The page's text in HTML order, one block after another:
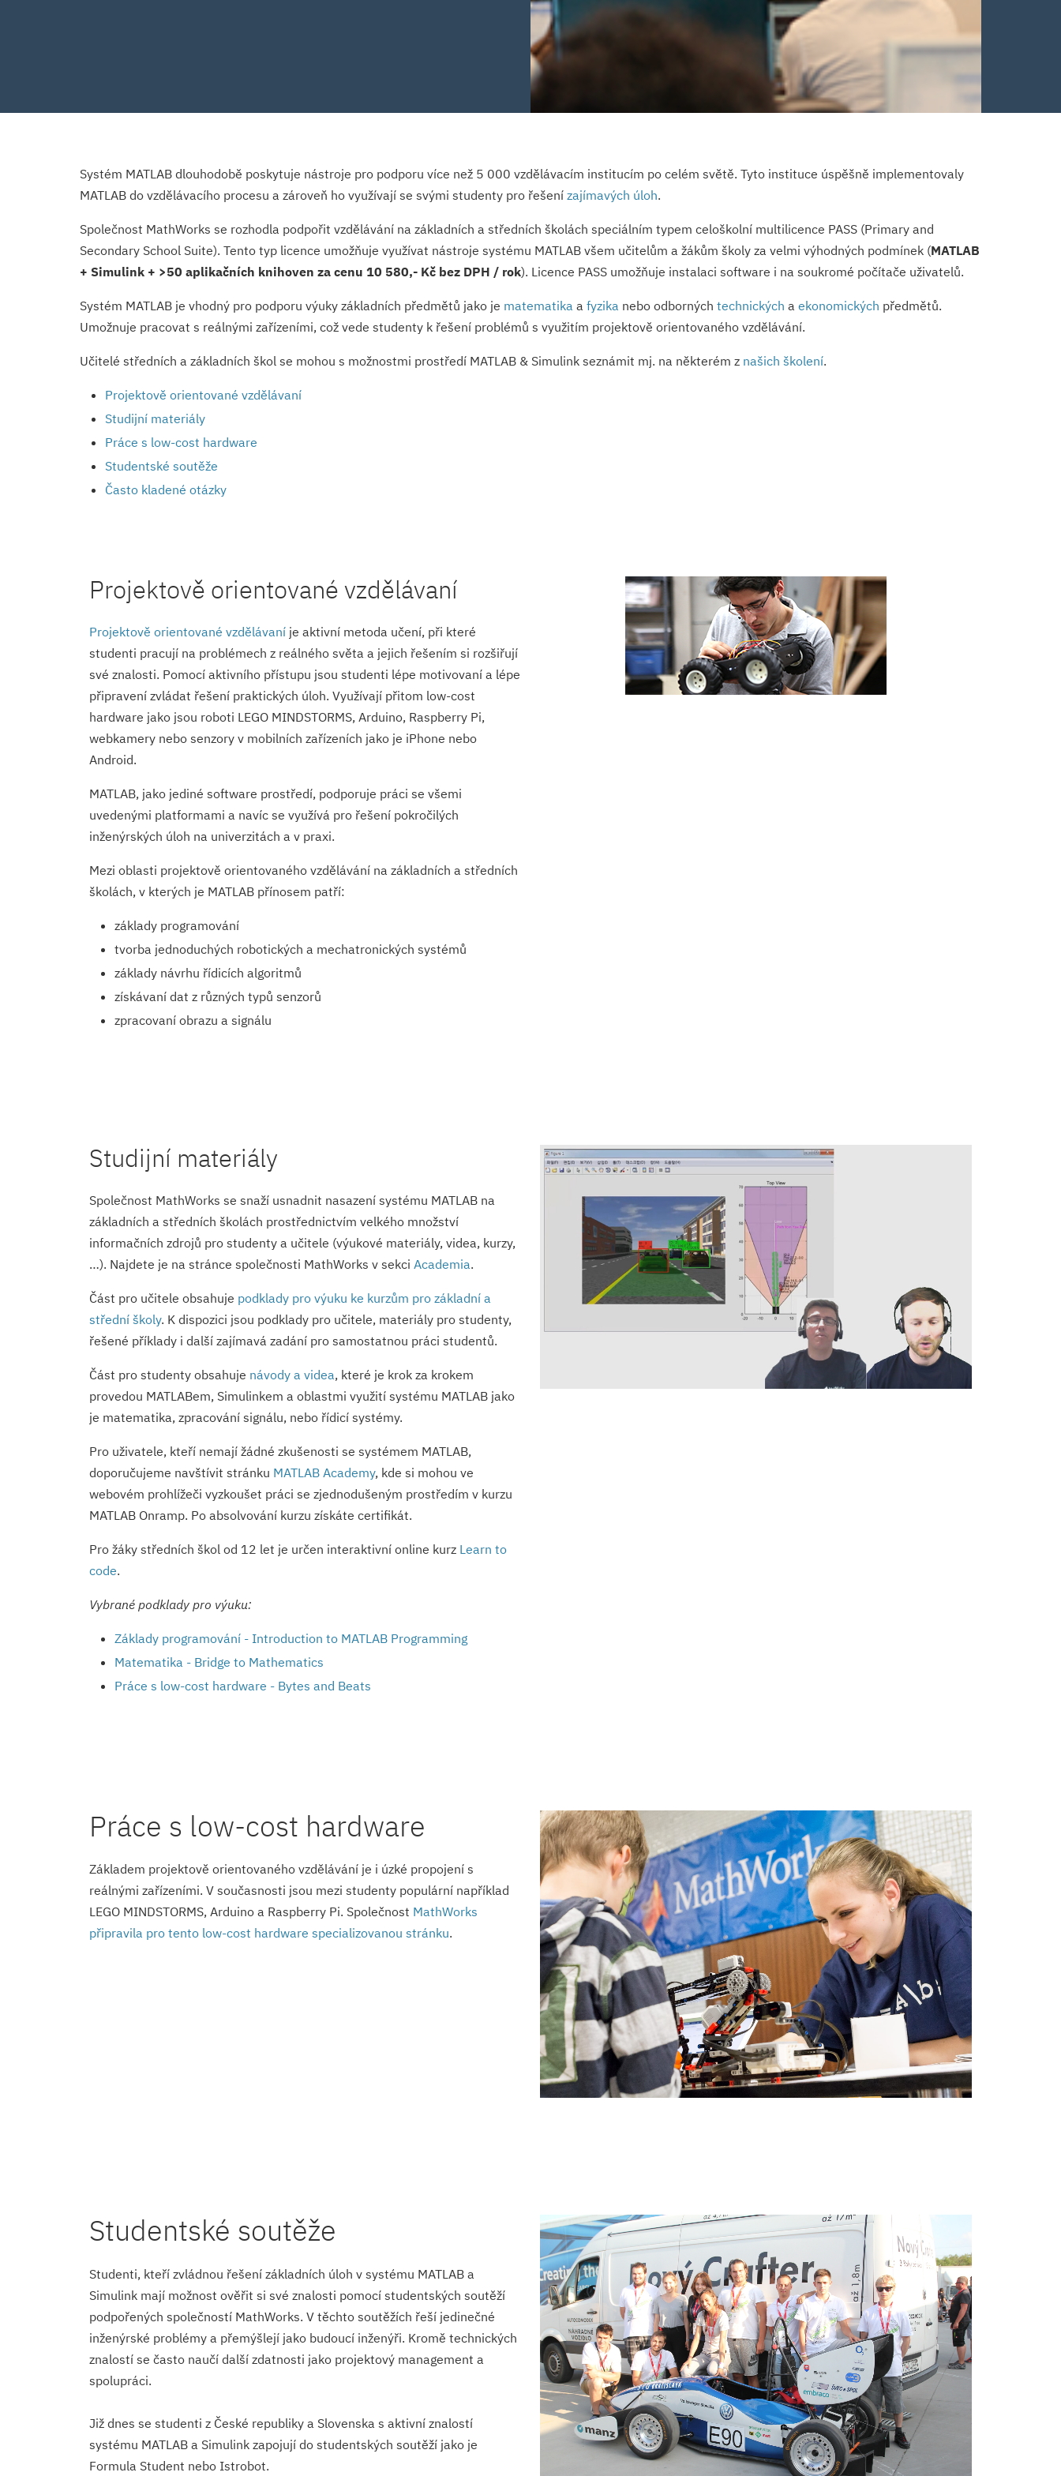
Systém MATLAB dlouhodobě poskytuje nástroje pro podporu více než 5 000 vzdělávacím institucím po celém světě. Tyto instituce úspěšně implementovaly
MATLAB do vzdělávacího procesu a zároveň ho využívají se svými studenty pro řešení zajímavých úloh.
Společnost MathWorks se rozhodla podpořit vzdělávání na základních a středních školách speciálním typem celoškolní multilicence PASS (Primary and
Secondary School Suite). Tento typ licence umožňuje využívat nástroje systému MATLAB všem učitelům a žákům školy za velmi výhodných podmínek (MATLAB
+ Simulink + >50 aplikačních knihoven za cenu 10 580,- Kč bez DPH / rok). Licence PASS umožňuje instalaci software i na soukromé počítače uživatelů.
Systém MATLAB je vhodný pro podporu výuky základních předmětů jako je matematika a fyzika nebo odborných technických a ekonomických předmětů.
Umožnuje pracovat s reálnými zařízeními, což vede studenty k řešení problémů s využitím projektově orientovaného vzdělávání.
Učitelé středních a základních škol se mohou s možnostmi prostředí MATLAB & Simulink seznámit mj. na některém z našich školení.
Projektově orientované vzdělávaní
Studijní materiály
Práce s low-cost hardware
Studentské soutěže
Často kladené otázky
Projektově orientované vzdělávaní
Projektově orientované vzdělávaníje aktivní metoda učení, při které
studenti pracují na problémech z reálného světa a jejich řešením si rozšiřují
své znalosti. Pomocí aktivního přístupu jsou studenti lépe motivovaní a lépe
připravení zvládat řešení praktických úloh. Využívají přitom low-cost
hardware jako jsou roboti LEGO MINDSTORMS, Arduino, Raspberry Pi,
webkamery nebo senzory v mobilních zařízeních jako je iPhone nebo
Android.
MATLAB, jako jediné software prostředí, podporuje práci se všemi
uvedenými platformami a navíc se využívá pro řešení pokročilých
inženýrských úloh na univerzitách a v praxi.
Mezi oblasti projektově orientovaného vzdělávání na základních a středních
školách, v kterých je MATLAB přínosem patří:
základy programování
tvorba jednoduchých robotických a mechatronických systémů
základy návrhu řídicích algoritmů
získávaní dat z různých typů senzorů
zpracovaní obrazu a signálu
Studijní materiály
Společnost MathWorks se snaží usnadnit nasazení systému MATLAB na
základních a středních školách prostřednictvím velkého množství
informačních zdrojů pro studenty a učitele (výukové materiály, videa, kurzy,
…). Najdete je na stránce společnosti MathWorks v sekci Academia.
Část pro učitele obsahuje podklady pro výuku ke kurzům pro základní a
střední školy. K dispozici jsou podklady pro učitele, materiály pro studenty,
řešené příklady i další zajímavá zadání pro samostatnou práci studentů.
Část pro studenty obsahuje návody a videa, které je krok za krokem
provedou MATLABem, Simulinkem a oblastmi využití systému MATLAB jako
je matematika, zpracování signálu, nebo řídicí systémy.
Pro uživatele, kteří nemají žádné zkušenosti se systémem MATLAB,
doporučujeme navštívit stránku MATLAB Academy, kde si mohou ve
webovém prohlížeči vyzkoušet práci se zjednodušeným prostředím v kurzu
MATLAB Onramp. Po absolvování kurzu získáte certifikát.
Pro žáky středních škol od 12 let je určen interaktivní online kurz Learn to
code.
Vybrané podklady pro výuku:
Základy programování - Introduction to MATLAB Programming
Matematika - Bridge to Mathematics
Práce s low-cost hardware - Bytes and Beats
Práce s low-cost hardware
Základem projektově orientovaného vzdělávání je i úzké propojení s
reálnými zařízeními. V současnosti jsou mezi studenty populární například
LEGO MINDSTORMS, Arduino a Raspberry Pi. Společnost MathWorks
připravila pro tento low-cost hardware specializovanou stránku.
Studentské soutěže
Studenti, kteří zvládnou řešení základních úloh v systému MATLAB a
Simulink mají možnost ověřit si své znalosti pomocí studentských soutěží
podpořených společností MathWorks. V těchto soutěžích řeší jedinečné
inženýrské problémy a přemýšlejí jako budoucí inženýři. Kromě technických
znalostí se často naučí další zdatnosti jako projektový management a
spolupráci.
Již dnes se studenti z České republiky a Slovenska s aktivní znalostí
systému MATLAB a Simulink zapojují do studentských soutěží jako je
Formula Student nebo Istrobot.